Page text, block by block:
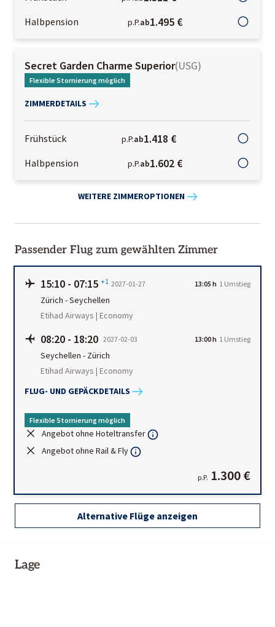
Halbpension p.P.ab1.495 €
Secret Garden Charme Superior(USG)
Flexible Stornierung möglich
ZIMMERDETAILS
Frühstück p.P.ab1.418 €
Halbpension p.P.ab1.602 €
WEITERE ZIMMEROPTIONEN
Passender Flug zum gewählten Zimmer
15:10 - 07:15 +1 2027-01-27 13:05 h 1 Umstieg
Zürich -Seychellen
Etihad Airways | Economy
08:20 - 18:20 2027-02-03 13:00 h 1 Umstieg
Seychellen - Zürich
Etihad Airways | Economy
FLUG- UND GEPÄCKDETAILS
Flexible Stornierung möglich
Angebot ohne Hoteltransfer
Angebot ohne Rail & Fly
p.P. 1.300 €
Alternative Flüge anzeigen
Lage